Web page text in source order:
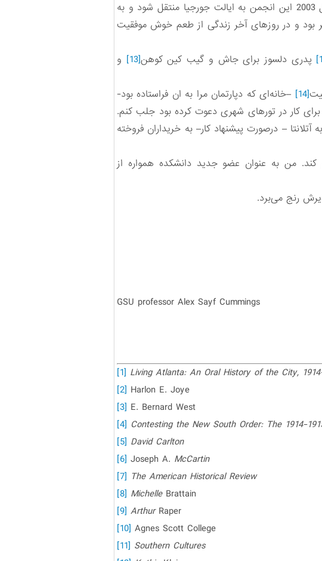
انجمن تاریخ شفاهی مایه‌ی فخر و مباهات کلیف در اواخر عمرش بود. او کمک کرد تا در سال 2003 این انجمن به ایالت جورجیا منتقل شود و به
بود و در روزهای آخر زندگی از طعم خوش موفقیت
پدری دلسوز برای جاش و گیب کین کوهن[13] و
[14] –خانه‌ای که دپارتمان مرا به ان فراستاده بود-
کار در تورهای شهری دعوت کرده بود جلب کنم.
– درصورت پیشنهاد کار– به خریداران فروخته
من به عنوان عضو جدید دانشکده همواره از
رنج می‌برد.
GSU professor Alex Sayf Cummings
[1] Living Atlanta: An Oral History of the City,
[2] Harlon E. Joye
[3] E. Bernard West
[4] Contesting the New South Order: The 1914-
[5] David Carlton
[6] Joseph A. McCartin
[7] The American Historical Review
[8] MichelleBrattain
[9] ArthurRaper
[10] Agnes Scott College
[11] Southern Cultures